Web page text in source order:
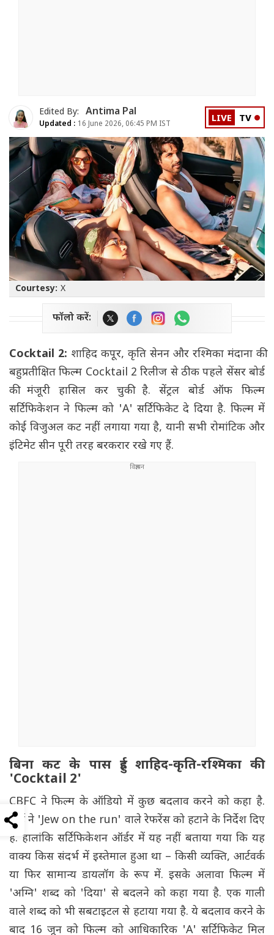
Edited By: Antima Pal
Updated : 16 June 2026, 06:45 PM IST LIVE TV
Courtesy: X
फॉलो करें:
Cocktail 2: शाहिद कपूर, कृति सेनन और रश्मिका मंदाना की
बहुप्रतीक्षित फिल्म Cocktail 2 रिलीज से ठीक पहले सेंसर बोर्ड
की मंजूरी हासिल कर चुकी है. सेंट्रल बोर्ड ऑफ फिल्म
सर्टिफिकेशन ने फिल्म को 'A' सर्टिफिकेट दे दिया है. फिल्म में
कोई विजुअल कट नहीं लगाया गया है, यानी सभी रोमांटिक और
इंटिमेट सीन पूरी तरह बरकरार रखे गए हैं.
बिना कट के पास हुई शाहिद-कृति-रश्मिका की
'Cocktail 2'
CBFC ने फिल्म के ऑडियो में कुछ बदलाव करने को कहा है.
बोर्ड ने 'Jew on the run' वाले रेफरेंस को हटाने के निर्देश दिए
हैं. हालांकि सर्टिफिकेशन ऑर्डर में यह नहीं बताया गया कि यह
वाक्य किस संदर्भ में इस्तेमाल हुआ था – किसी व्यक्ति, आर्टवर्क
या फिर सामान्य डायलॉग के रूप में. इसके अलावा फिल्म में
'अग्नि' शब्द को 'दिया' से बदलने को कहा गया है. एक गाली
वाले शब्द को भी सबटाइटल से हटाया गया है. ये बदलाव करने के
बाद 16 जून को फिल्म को आधिकारिक 'A' सर्टिफिकेट मिल